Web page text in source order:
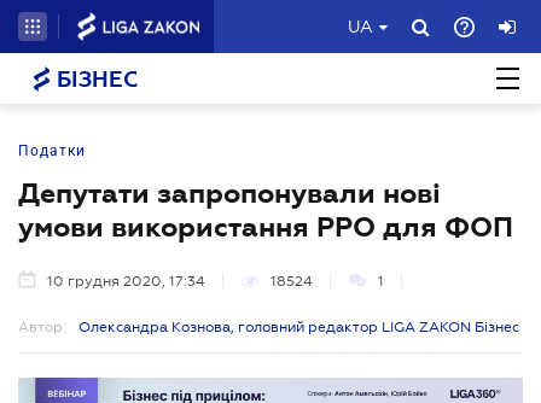
UA
БІЗНЕС
Податки
Депутати запропонували нові
умови використання РРО для ФОП
10 грудня 2020, 17:34 18524 1
Автор: Олександра Кознова, головний редактор LIGA ZAKON Бізнес